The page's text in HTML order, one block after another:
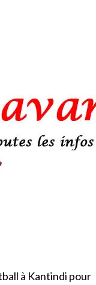
à Kantindi pour